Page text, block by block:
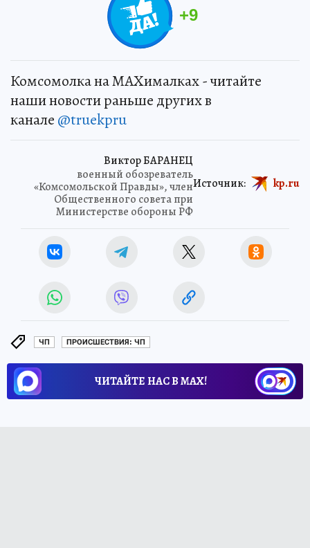
+9
Комсомолка на MAXималках - читайте
наши новости раньше других в
канале @truekpru
Виктор БАРАНЕЦ
военный обозреватель
«Комсомольской Правды», член
Общественного совета при
Министерстве обороны РФ
Источник: kp.ru
ЧП ПРОИСШЕСТВИЯ: ЧП
ЧИТАЙТЕ НАС В МАХ!